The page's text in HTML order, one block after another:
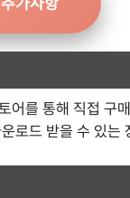
어를 통해 직접 구
로드 받을 수 있는